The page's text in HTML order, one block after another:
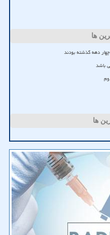
ها
دهه گذشته بودند
باشد
ها